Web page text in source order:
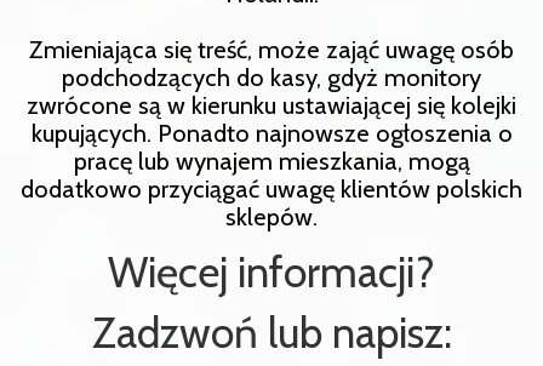
Zmieniająca się treść, może zająć uwagę osób
podchodzących do kasy, gdyż monitory
zwrócone są w kierunku ustawiającej się kolejki
kupujących. Ponadto najnowsze ogłoszenia o
pracę lub wynajem mieszkania, mogą
dodatkowo przyciągać uwagę klientów polskich
sklepów.
Więcej informacji?
Zadzwoń lub napisz: